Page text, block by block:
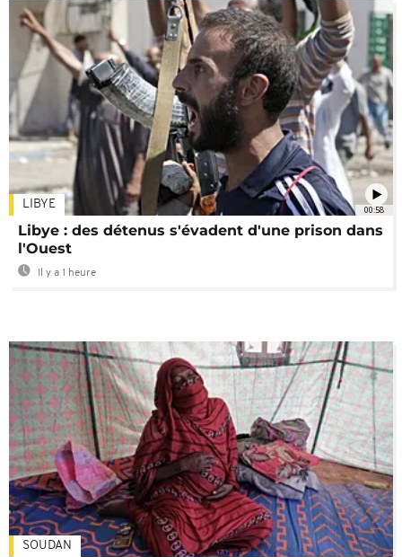
00:58
LIBYE
Libye : des détenus s'évadent d'une prison dans
l'Ouest
Il y a 1 heure
SOUDAN